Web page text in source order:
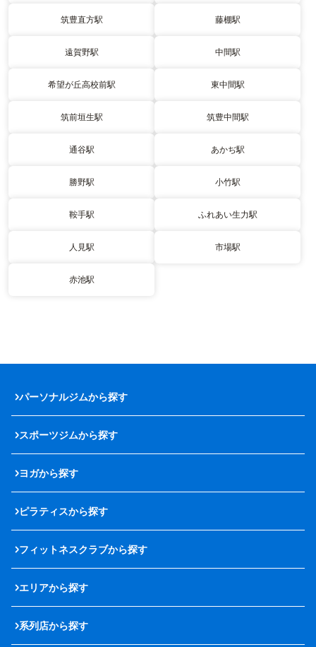
筑豊直方駅 藤棚駅
遠賀野駅 中間駅
希望が丘高校前駅 東中間駅
筑前垣生駅 筑豊中間駅
通谷駅 あかぢ駅
勝野駅 小竹駅
鞍手駅 ふれあい生力駅
人見駅 市場駅
赤池駅
パーソナルジムから探す
スポーツジムから探す
ヨガから探す
ピラティスから探す
フィットネスクラブから探す
エリアから探す
系列店から探す